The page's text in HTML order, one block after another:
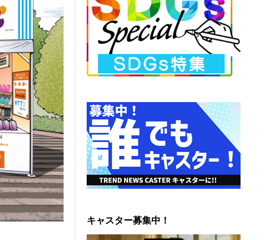
キャスター募集中！